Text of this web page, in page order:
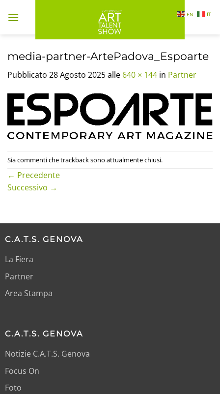
media-partner-ArtePadova_Espoarte
Pubblicato 28 Agosto 2025alle 640 × 144 in Partner
Sia commenti che trackback sono attualmente chiusi.
← Precedente
Successivo →
C.A.T.S. GENOVA
La Fiera
Partner
Area Stampa
C.A.T.S. GENOVA
Notizie C.A.T.S. Genova
Focus On
Foto
EN IT